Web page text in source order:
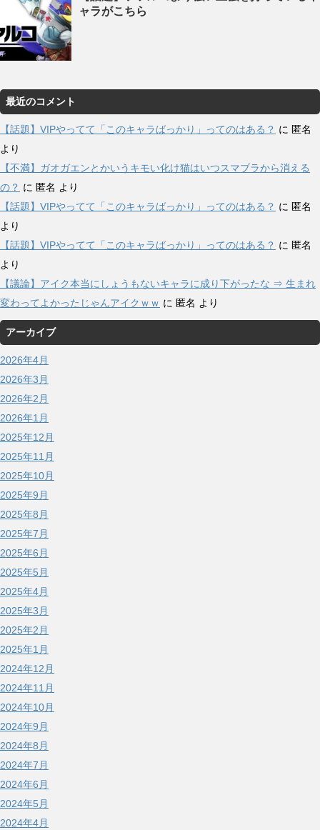
ャラがこちら
最近のコメント
【話題】VIPやってて「このキャラばっかり」ってのはある？ に 匿名
より
【不満】ガオガエンとかいうキモい化け猫はいつスマブラから消える
の？ に 匿名 より
【話題】VIPやってて「このキャラばっかり」ってのはある？ に 匿名
より
【話題】VIPやってて「このキャラばっかり」ってのはある？ に 匿名
より
【議論】アイク本当にしょうもないキャラに成り下がったな ⇒ 生まれ
変わってよかったじゃんアイクｗｗ に 匿名 より
アーカイブ
2026年4月
2026年3月
2026年2月
2026年1月
2025年12月
2025年11月
2025年10月
2025年9月
2025年8月
2025年7月
2025年6月
2025年5月
2025年4月
2025年3月
2025年2月
2025年1月
2024年12月
2024年11月
2024年10月
2024年9月
2024年8月
2024年7月
2024年6月
2024年5月
2024年4月